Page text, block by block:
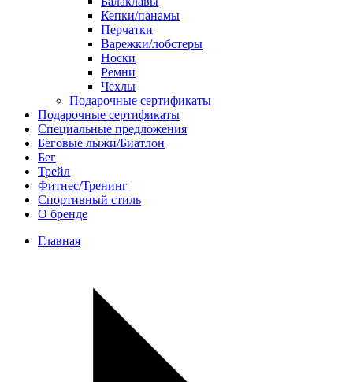
Кепки/панамы
Перчатки
Варежки/лобстеры
Носки
Ремни
Чехлы
Подарочные сертификаты
Подарочные сертификаты
Специальные предложения
Беговые лыжи/Биатлон
Бег
Трейл
Фитнес/Тренинг
Спортивный стиль
О бренде
Главная